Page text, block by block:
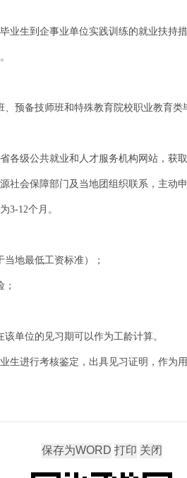
业生到企事业单位实践训练的就业扶持
预备技师班和特殊教育院校职业教育类
各级公共就业和人才服务机构网站，获
会保障部门及当地团组织联系，主动申
3-12个月。
地最低工资标准）；
单位的见习期可以作为工龄计算。
生进行考核鉴定，出具见习证明，作为